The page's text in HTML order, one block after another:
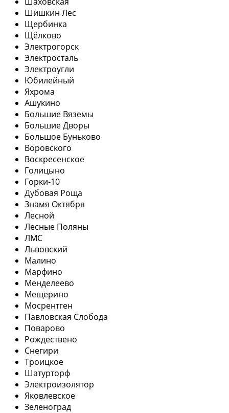
Шишкин Лес
Щербинка
Щёлково
Электрогорск
Электросталь
Электроугли
Юбилейный
Яхрома
Ашукино
Большие Вяземы
Большие Дворы
Большое Буньково
Воровского
Воскресенское
Голицыно
Горки-10
Дубовая Роща
Знамя Октября
Лесной
Лесные Поляны
ЛМС
Львовский
Малино
Марфино
Менделеево
Мещерино
Мосрентген
Павловская Слобода
Поварово
Рождествено
Снегири
Троицкое
Шатурторф
Электроизолятор
Яковлевское
Зеленоград